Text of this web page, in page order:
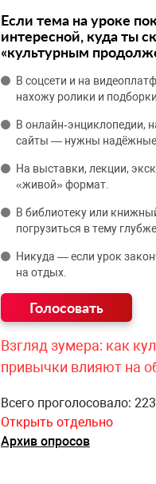
Если тема на уроке
интересной, куда ты
«культурным
В соцсети и на
нахожу ролики и подборки.
В онлайн‑энциклопедии,
сайты — нужны надёжные
На выставки, лекции,
«живой» формат.
В библиотеку или
погрузиться в тему глубже.
Никуда — если урок
на отдых.
Взгляд зумера: как
привычки влияют на
Всего проголосовало:
Открыть отдельно
Архив опросов